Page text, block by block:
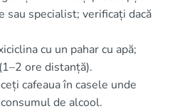
sau specialist; verificați dacă
cu un pahar cu apă;
ore distanță).
cafeaua în casele unde
de alcool.